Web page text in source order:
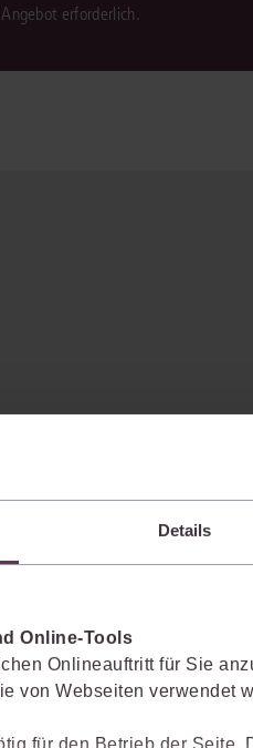
Details
Online-Tools
Onlineauftritt für Sie
von Webseiten verwendet
für den Betrieb der Seite.
erforderlich.
Garantiert noch
durch